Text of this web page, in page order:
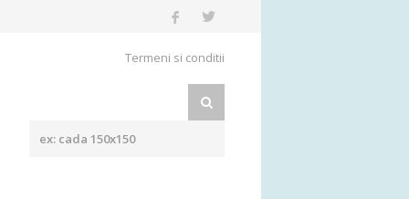
Termeni si conditii